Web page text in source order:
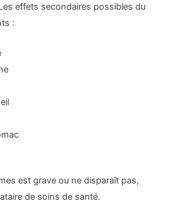
effets secondaires possibles du
:
est grave ou ne disparaît pas,
de soins de santé.